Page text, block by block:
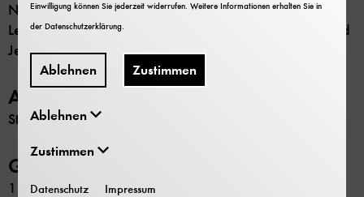
Nachgelassene Schriften und Dokumente aus seinem
Leben, kommentiert von Walter Füchtbauer. Erlangen und
Jena 2002
Archivverweise
Stadtarchiv Erlangen
GND-Nr.
118736116
Einwilligung können Sie jederzeit widerrufen. Weitere Informationen erhalten Sie in
derDatenschutzerklärung.
Ablehnen Zustimmen
Ablehnen
Zustimmen
Datenschutz Impressum